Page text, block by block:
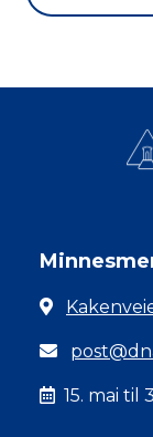
15. mai til